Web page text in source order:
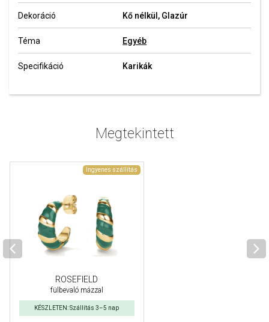
Dekoráció Kő nélkül, Glazúr
Téma Egyéb
Specifikáció Karikák
Megtekintett
Ingyenes szállítás
ROSEFIELD
fülbevaló mázzal
KÉSZLETEN: Szállítás 3–5 nap